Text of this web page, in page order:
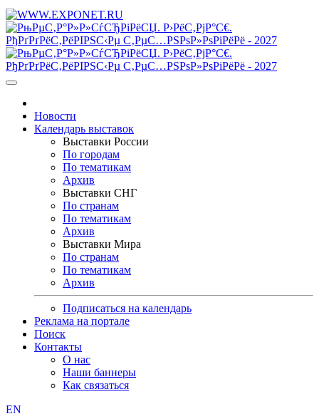
Новости
Календарь выставок
Выставки России
По городам
По тематикам
Архив
Выставки СНГ
По странам
По тематикам
Архив
Выставки Мира
По странам
По тематикам
Архив
Подписаться на календарь
Реклама на портале
Поиск
Контакты
О нас
Наши баннеры
Как связаться
EN